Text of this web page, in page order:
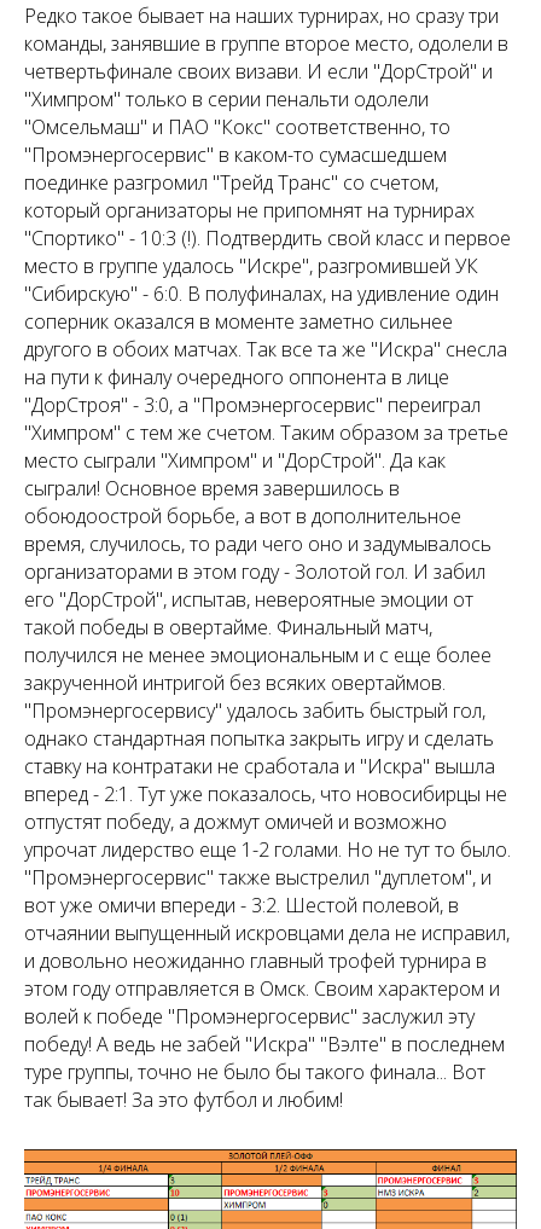
Редко такое бывает на наших турнирах, но сразу три
команды, занявшие в группе второе место, одолели в
четвертьфинале своих визави. И если "ДорСтрой" и
"Химпром" только в серии пенальти одолели
"Омсельмаш" и ПАО "Кокс" соответственно, то
"Промэнергосервис" в каком-то сумасшедшем
поединке разгромил "Трейд Транс" со счетом,
который организаторы не припомнят на турнирах
"Спортико" - 10:3 (!). Подтвердить свой класс и первое
место в группе удалось "Искре", разгромившей УК
"Сибирскую" - 6:0. В полуфиналах, на удивление один
соперник оказался в моменте заметно сильнее
другого в обоих матчах. Так все та же "Искра" снесла
на пути к финалу очередного оппонента в лице
"ДорСтроя" - 3:0, а "Промэнергосервис" переиграл
"Химпром" с тем же счетом. Таким образом за третье
место сыграли "Химпром" и "ДорСтрой". Да как
сыграли! Основное время завершилось в
обоюдоострой борьбе, а вот в дополнительное
время, случилось, то ради чего оно и задумывалось
организаторами в этом году - Золотой гол. И забил
его "ДорСтрой", испытав, невероятные эмоции от
такой победы в овертайме. Финальный матч,
получился не менее эмоциональным и с еще более
закрученной интригой без всяких овертаймов.
"Промэнергосервису" удалось забить быстрый гол,
однако стандартная попытка закрыть игру и сделать
ставку на контратаки не сработала и "Искра" вышла
вперед - 2:1. Тут уже показалось, что новосибирцы не
отпустят победу, а дожмут омичей и возможно
упрочат лидерство еще 1-2 голами. Но не тут то было.
"Промэнергосервис" также выстрелил "дуплетом", и
вот уже омичи впереди - 3:2. Шестой полевой, в
отчаянии выпущенный искровцами дела не исправил,
и довольно неожиданно главный трофей турнира в
этом году отправляется в Омск. Своим характером и
волей к победе "Промэнергосервис" заслужил эту
победу! А ведь не забей "Искра" "Вэлте" в последнем
туре группы, точно не было бы такого финала... Вот
так бывает! За это футбол и любим!